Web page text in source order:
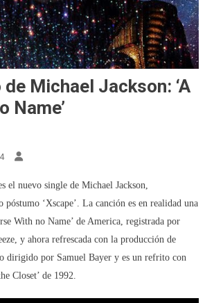
Michael Jackson: ‘A
Name’
el nuevo single de Michael Jackson,
póstumo ‘Xscape’. La canción es en realidad una
With no Name’ de America, registrada por
y ahora refrescada con la producción de
dirigido por Samuel Bayer y es un refrito con
Closet’ de 1992.